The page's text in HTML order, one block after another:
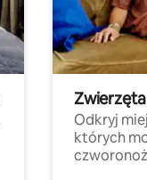
Odkryj
których